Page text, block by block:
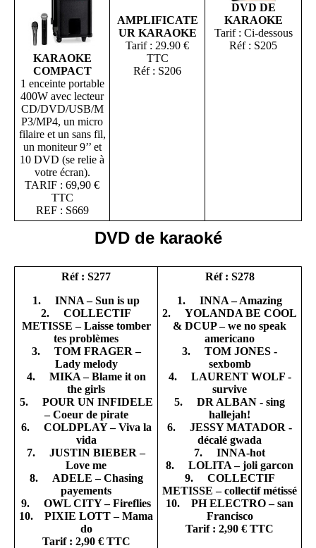
KARAOKE
COMPACT
1 enceinte portable
400W avec lecteur
CD/DVD/USB/M
P3/MP4, un micro
filaire et un sans fil,
un moniteur 9’’ et
10 DVD (se relie à
votre écran).
TARIF : 69,90 €
TTC
REF : S669
AMPLIFICATE
UR KARAOKE
Tarif : 29.90 €
TTC
Réf : S206
DVD DE
KARAOKE
Tarif : Ci-dessous
Réf : S205
DVD de karaoké
Réf : S277
1. INNA – Sun is up
2. COLLECTIF
METISSE – Laisse tomber
tes problèmes
3. TOM FRAGER –
Lady melody
4. MIKA – Blame it on
the girls
5. POUR UN INFIDELE
– Coeur de pirate
6. COLDPLAY – Viva la
vida
7. JUSTIN BIEBER –
Love me
8. ADELE – Chasing
payements
9. OWL CITY – Fireflies
10. PIXIE LOTT – Mama
do
Tarif : 2,90 € TTC
Réf : S278
1. INNA – Amazing
2. YOLANDA BE COOL
& DCUP – we no speak
americano
3. TOM JONES -
sexbomb
4. LAURENT WOLF -
survive
5. DR ALBAN - sing
hallejah!
6. JESSY MATADOR -
décalé gwada
7. INNA-hot
8. LOLITA – joli garcon
9. COLLECTIF
METISSE – collectif métissé
10. PH ELECTRO – san
Francisco
Tarif : 2,90 € TTC